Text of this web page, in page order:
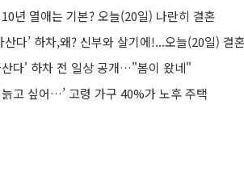
년 열애는 기본? 오늘(20일) 나란히 결혼
산다’ 하차,왜? 신부와 살기에!...오늘(20일) 결
다' 하차 전 일상 공개…"봄이 왔네"
늙고 싶어…’ 고령 가구 40%가 노후 주택